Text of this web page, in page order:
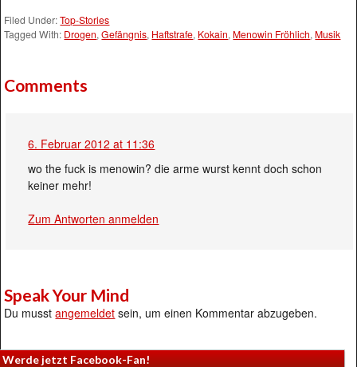
Filed Under:Top-Stories
Tagged With: Drogen,Gefängnis, Haftstrafe, Kokain, Menowin Fröhlich, Musik
Comments
6. Februar 2012 at 11:36
wo the fuck is menowin? die arme wurst kennt doch schon
keiner mehr!
Zum Antworten anmelden
Speak Your Mind
Du musstangemeldet sein, um einen Kommentar abzugeben.
Werde jetzt Facebook-Fan!